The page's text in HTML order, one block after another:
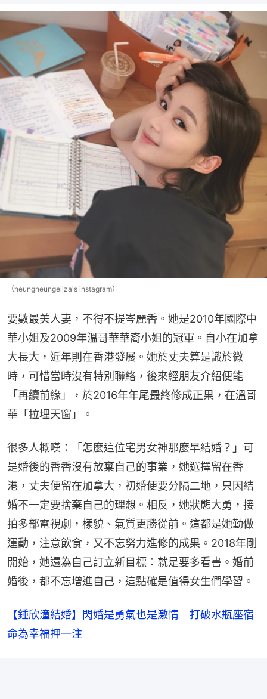
（heungheungeliza's instagram）
要數最美人妻，不得不提岑麗香。她是2010年國際中
華小姐及2009年溫哥華華裔小姐的冠軍。自小在加拿
大長大，近年則在香港發展。她於丈夫算是識於微
時，可惜當時沒有特別聯絡，後來經朋友介紹便能
「再續前緣」，於2016年年尾最終修成正果，在溫哥
華「拉埋天窗」。
很多人概嘆：「怎麼這位宅男女神那麼早結婚？」可
是婚後的香香沒有放棄自己的事業，她選擇留在香
港，丈夫便留在加拿大，初婚便要分隔二地，只因結
婚不一定要捨棄自己的理想。相反，她狀態大勇，接
拍多部電視劇，樣貌、氣質更勝從前。這都是她勤做
運動，注意飲食，又不忘努力進修的成果。2018年剛
開始，她還為自己訂立新目標：就是要多看書。婚前
婚後，都不忘增進自己，這點確是值得女生們學習。
【鍾欣潼結婚】閃婚是勇氣也是激情　打破水瓶座宿
命為幸福押一注